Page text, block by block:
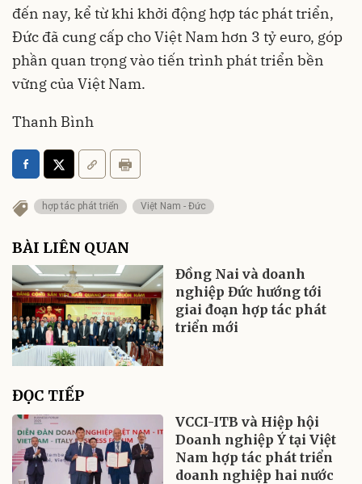
đến nay, kể từ khi khởi động hợp tác phát triển,
Đức đã cung cấp cho Việt Nam hơn 3 tỷ euro, góp
phần quan trọng vào tiến trình phát triển bền
vững của Việt Nam.
Thanh Bình
hợp tác phát triển Việt Nam - Đức
BÀI LIÊN QUAN
Đồng Nai và doanh
nghiệp Đức hướng tới
giai đoạn hợp tác phát
triển mới
ĐỌC TIẾP
VCCI-ITB và Hiệp hội
Doanh nghiệp Ý tại Việt
Nam hợp tác phát triển
doanh nghiệp hai nước